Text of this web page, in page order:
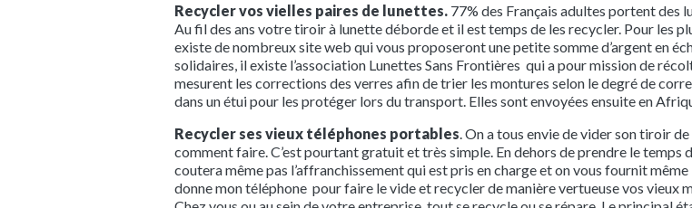
Recycler vos vielles paires de lunettes. 77% des Français adultes portent des
Au fil des ans votre tiroir à lunette déborde et il est temps de les recycler. Pour les
existe de nombreux site web qui vous proposeront une petite somme d’argent en
solidaires, il existe l’association Lunettes Sans Frontières qui a pour mission de
mesurent les corrections des verres afin de trier les montures selon le degré de
dans un étui pour les protéger lors du transport. Elles sont envoyées ensuite en
Recycler ses vieux téléphones portables . On a tous envie de vider son tiroir
comment faire. C’est pourtant gratuit et très simple. En dehors de prendre le temps
coutera même pas l’affranchissement qui est pris en charge et on vous fournit
donne mon téléphone pour faire le vide et recycler de manière vertueuse vos vieux